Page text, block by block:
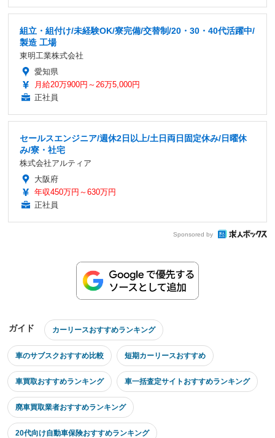
組立・組付け/未経験OK/寮完備/交替制/20・30・40代活躍中/
製造 工場
東明工業株式会社
愛知県
月給20万900円～26万5,000円
正社員
セールスエンジニア/週休2日以上/土日両日固定休み/日曜休
み/寮・社宅
株式会社アルティア
大阪府
年収450万円～630万円
正社員
Sponsored by
ガイド カーリースおすすめランキング
車のサブスクおすすめ比較 短期カーリースおすすめ
車買取おすすめランキング 車一括査定サイトおすすめランキング
廃車買取業者おすすめランキング
20代向け自動車保険おすすめランキング